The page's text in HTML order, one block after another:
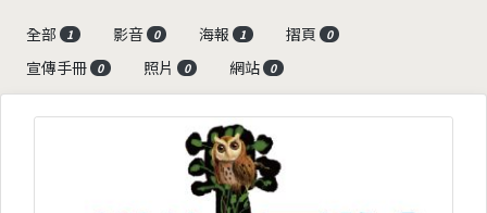
全部
1 影音 0 海報 1 摺頁 0
宣傳手冊 0 照片 0 網站 0